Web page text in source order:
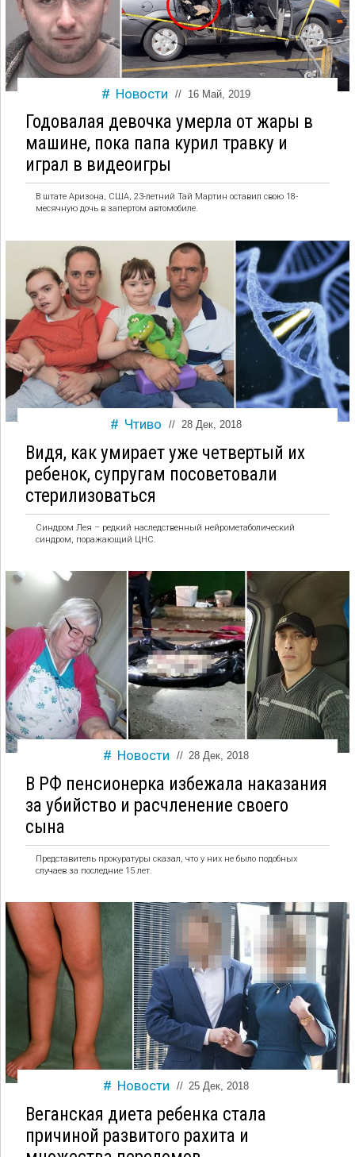
Новости // 16 Май, 2019
Годовалая девочка умерла от жары в
машине, пока папа курил травку и
играл в видеоигры
В штате Аризона, США, 23-летний Тай Мартин оставил свою 18-
месячную дочь в запертом автомобиле.
Чтиво // 28 Дек, 2018
Видя, как умирает уже четвертый их
ребенок, супругам посоветовали
стерилизоваться
Синдром Лея – редкий наследственный нейрометаболический
синдром, поражающий ЦНС.
Новости // 28 Дек, 2018
В РФ пенсионерка избежала наказания
за убийство и расчленение своего
сына
Представитель прокуратуры сказал, что у них не было подобных
случаев за последние 15 лет.
Новости // 25 Дек, 2018
Веганская диета ребенка стала
причиной развитого рахита и